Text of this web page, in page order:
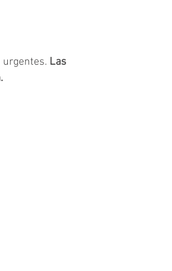
urgentes. Las